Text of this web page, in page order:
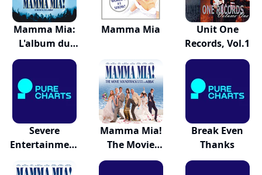
Mamma Mia:
L'album du
spectac...
Mamma Mia
Unit One
Records, Vol.1
Severe
Entertainment
Mamma Mia!
The Movie
Soundtrack
Break Even
Thanks